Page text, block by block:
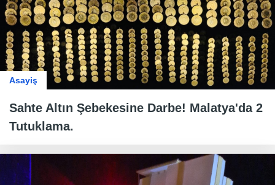
Asayiş
Sahte Altın Şebekesine Darbe! Malatya'da 2
Tutuklama.